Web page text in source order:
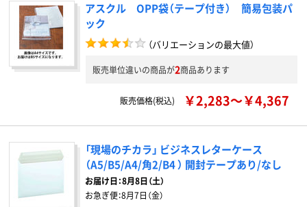
アスクル OPP袋（テープ付き） 簡易包装パ
ック
（バリエーションの最大値）
販売単位違いの商品が2商品あります
販売価格(税込) ￥2,283～￥4,367
「現場のチカラ」 ビジネスレターケース
（A5/B5/A4/角2/B4 ） 開封テープあり/なし
お届け日：8月8日（土）
お急ぎ便：8月7日（金）